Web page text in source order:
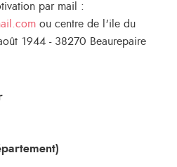
par mail :
ou centre de l'ile du
1944 - 38270 Beaurepaire